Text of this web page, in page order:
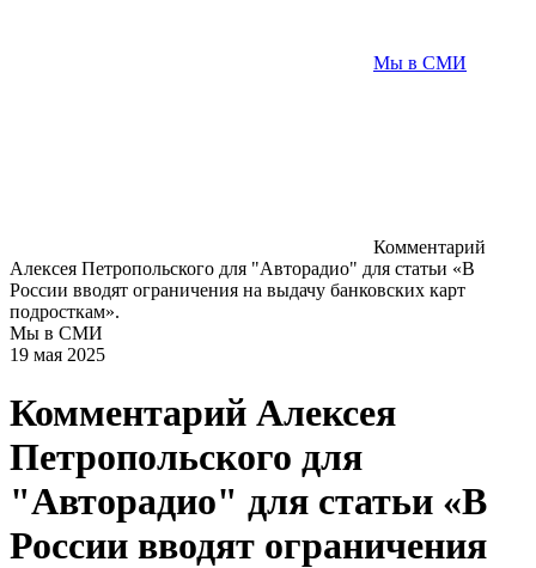
Мы в СМИ
Комментарий
Алексея Петропольского для "Авторадио" для статьи «В
России вводят ограничения на выдачу банковских карт
подросткам».
Мы в СМИ
19 мая 2025
Комментарий Алексея
Петропольского для
"Авторадио" для статьи «В
России вводят ограничения